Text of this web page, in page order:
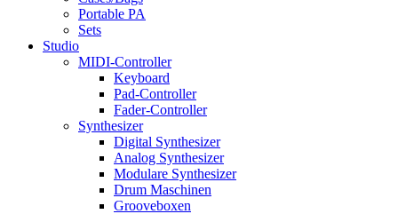
Portable PA
Sets
Studio
MIDI-Controller
Keyboard
Pad-Controller
Fader-Controller
Synthesizer
Digital Synthesizer
Analog Synthesizer
Modulare Synthesizer
Drum Maschinen
Grooveboxen